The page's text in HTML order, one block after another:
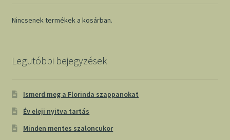
Nincsenek termékek a kosárban.
Legutóbbi bejegyzések
Ismerd meg a Florinda szappanokat
Év eleji nyitva tartás
Minden mentes szaloncukor